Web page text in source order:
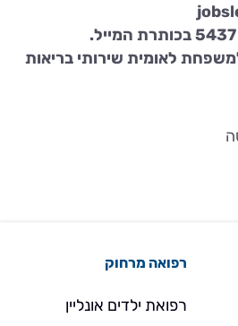
לאומית שירותי בריאות
רפואה מרחוק
רפואת ילדים אונליין